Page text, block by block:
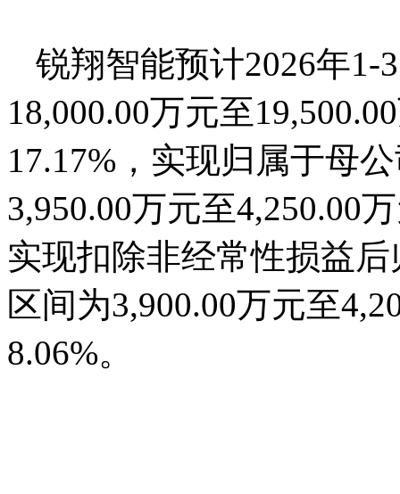
锐翔智能预计2026年1-
18,000.00万元至
17.17%，实现归属于母
3,950.00万元至4,250.00
实现扣除非经常性损益
区间为3,900.00万元至
8.06%。